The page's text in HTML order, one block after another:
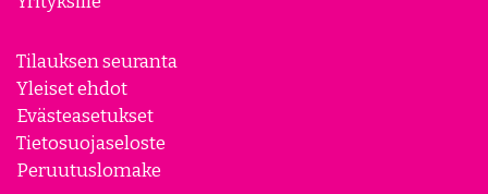
Tilauksen seuranta
Yleiset ehdot
Evästeasetukset
Tietosuojaseloste
Peruutuslomake